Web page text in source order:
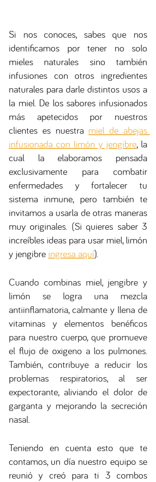
Si nos conoces, sabes que nos
identificamos por tener no solo
mieles naturales sino también
infusiones con otros ingredientes
naturales para darle distintos usos a
la miel. De los sabores infusionados
más apetecidos por nuestros
clientes es nuestra miel de abejas
infusionada con limón y jengibre, la
cual la elaboramos pensada
exclusivamente para combatir
enfermedades y fortalecer tu
sistema inmune, pero también te
invitamos a usarla de otras maneras
muy originales. (Si quieres saber 3
increíbles ideas para usar miel, limón
y jengibre ingresa aquí).
Cuando combinas miel, jengibre y
limón se logra una mezcla
antiinflamatoria, calmante y llena de
vitaminas y elementos benéficos
para nuestro cuerpo, que promueve
el flujo de oxigeno a los pulmones.
También, contribuye a reducir los
problemas respiratorios, al ser
expectorante, aliviando el dolor de
garganta y mejorando la secreción
nasal.
Teniendo en cuenta esto que te
contamos, un día nuestro equipo se
reunió y creó para ti 3 combos